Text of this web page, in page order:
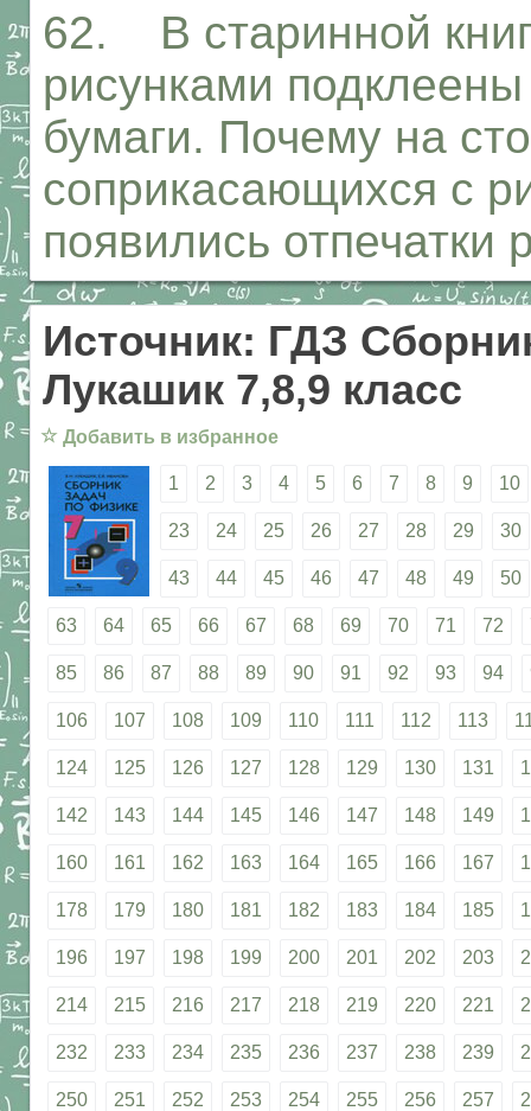
62. В старинной
рисунками
бумаги. Почему на
соприкасающихся с
появились отпечатки
Источник: ГДЗ
Лукашик 7,8,9 класс
☆ Добавить в избранное
1 2 3 4 5 6 7 8 9 10
23 24 25 26 27 28 29 30
43 44 45 46 47 48 49 50
63 64 65 66 67 68 69 70 71 72
85 86 87 88 89 90 91 92 93 94
106 107 108 109 110 111 112 113
124 125 126 127 128 129 130 131
142 143 144 145 146 147 148 149
160 161 162 163 164 165 166 167
178 179 180 181 182 183 184 185
196 197 198 199 200 201 202 203
214 215 216 217 218 219 220 221
232 233 234 235 236 237 238 239
250 251 252 253 254 255 256 257